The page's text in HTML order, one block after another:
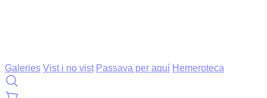
Galeries Vist i no vist Passava per aquí Hemeroteca